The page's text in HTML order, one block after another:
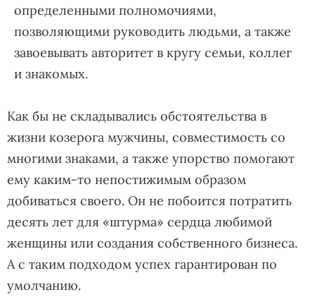
определенными полномочиями,
позволяющими руководить людьми, а также
завоевывать авторитет в кругу семьи, коллег
и знакомых.
Как бы не складывались обстоятельства в
жизни козерога мужчины, совместимость со
многими знаками, а также упорство помогают
ему каким-то непостижимым образом
добиваться своего. Он не побоится потратить
десять лет для «штурма» сердца любимой
женщины или создания собственного бизнеса.
А с таким подходом успех гарантирован по
умолчанию.